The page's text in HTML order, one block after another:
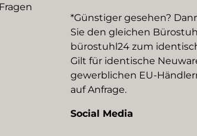
*Günstiger gesehen?
Sie den gleichen
bürostuhl24 zum
Gilt für identische
gewerblichen EU-
auf Anfrage.
Social Media